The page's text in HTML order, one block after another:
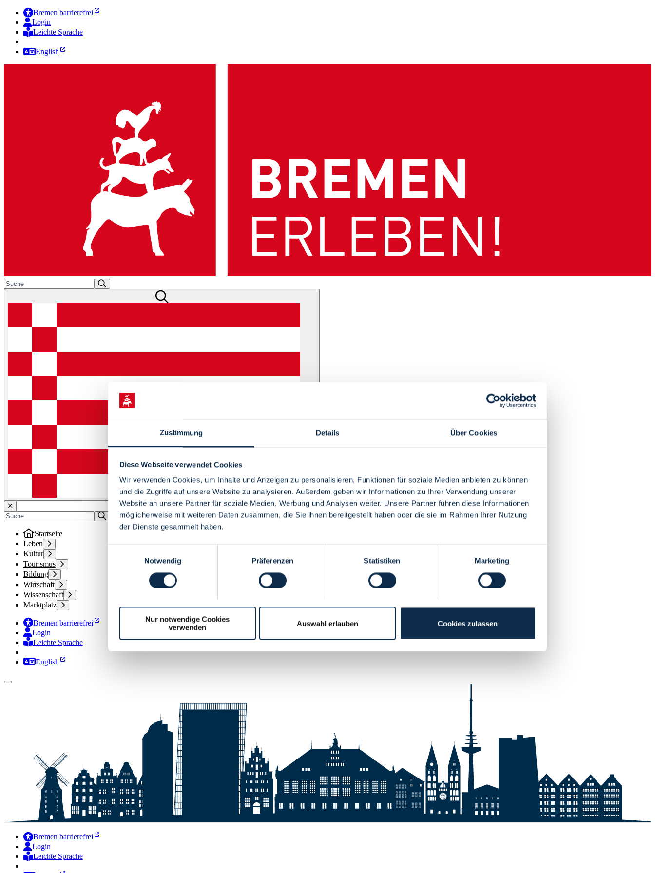
Zustimmung Details Über Cookies
Diese Webseite verwendet Cookies
Wir verwenden Cookies, um Inhalte und Anzeigen zu personalisieren, Funktionen für soziale Medien anbieten zu können
und die Zugriffe auf unsere Website zu analysieren. Außerdem geben wir Informationen zu Ihrer Verwendung unserer
Website an unsere Partner für soziale Medien, Werbung und Analysen weiter. Unsere Partner führen diese Informationen
möglicherweise mit weiteren Daten zusammen, die Sie ihnen bereitgestellt haben oder die sie im Rahmen Ihrer Nutzung
der Dienste gesammelt haben.
Notwendig
Präferenzen Statistiken Marketing
Nur notwendige Cookies
verwenden
Auswahl erlauben Cookies zulassen
Bremen barrierefrei
Login
Leichte Sprache
English
Menü
Startseite
Leben
Kultur
Tourismus
Bildung
Wirtschaft
Wissenschaft
Marktplatz
Bremen barrierefrei
Login
Leichte Sprache
Zur Deutschen Gebärdensprache
English
Bremen barrierefrei
Login
Leichte Sprache